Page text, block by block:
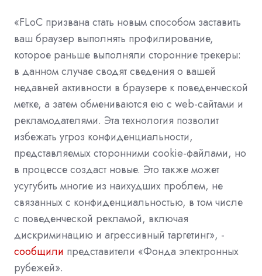
«FLoC призвана стать новым способом заставить
ваш браузер выполнять профилирование,
которое раньше выполняли сторонние трекеры:
в данном случае сводят сведения о вашей
недавней активности в браузере к поведенческой
метке, а затем обмениваются ею с web-сайтами и
рекламодателями. Эта технология позволит
избежать угроз конфиденциальности,
представляемых сторонними cookie-файлами, но
в процессе создаст новые. Это также может
усугубить многие из наихудших проблем, не
связанных с конфиденциальностью, в том числе
с поведенческой рекламой, включая
дискриминацию и агрессивный таргетинг», -
сообщили представители «Фонда электронных
рубежей».